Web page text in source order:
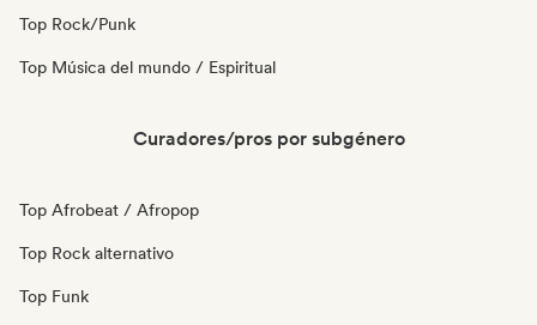
Top Rock/Punk
Top Música del mundo / Espiritual
Curadores/pros por subgénero
Top Afrobeat / Afropop
Top Rock alternativo
Top Funk